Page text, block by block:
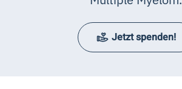
Jetzt spenden!